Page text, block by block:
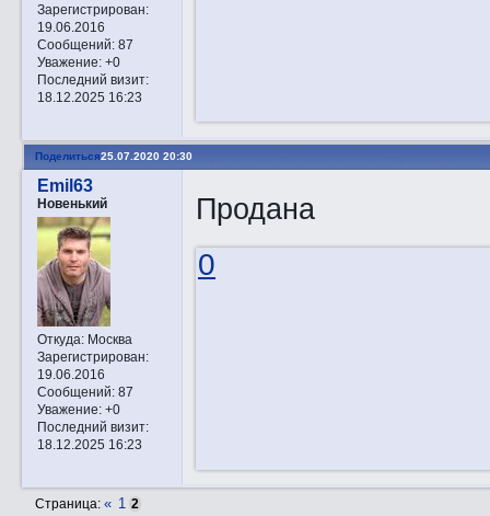
Зарегистрирован:
19.06.2016
Сообщений:87
Уважение: +0
Последний визит:
18.12.2025 16:23
Поделиться25.07.2020 20:30
Emil63
Новенький
Откуда:Москва
Зарегистрирован:
19.06.2016
Сообщений:87
Уважение: +0
Последний визит:
18.12.2025 16:23
Продана
0
Страница:« 1 2